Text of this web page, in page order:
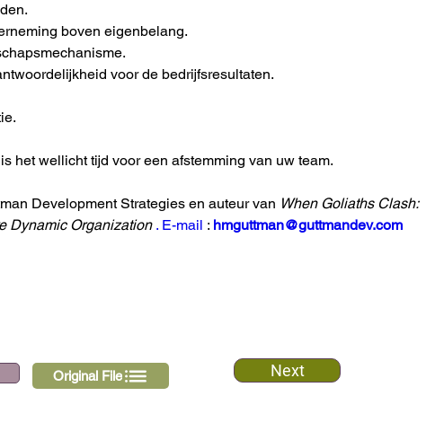
boven eigenbelang.
voor de bedrijfsresultaten.
is het wellicht tijd voor een afstemming van uw team.
Development Strategies en auteur van When Goliaths Clash:
Dynamic Organization . E-mail : hmguttman@guttmandev.com
Original File Next